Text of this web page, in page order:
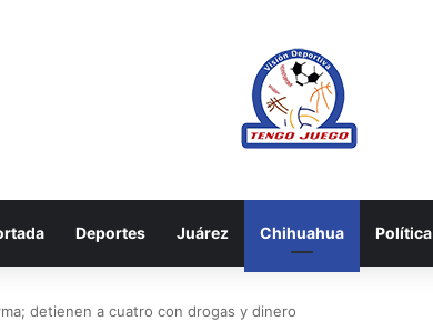
Deportes Juárez Chihuahua Política
detienen a cuatro con drogas y dinero